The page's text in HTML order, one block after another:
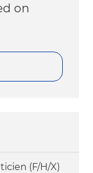
on
(F/H/X)